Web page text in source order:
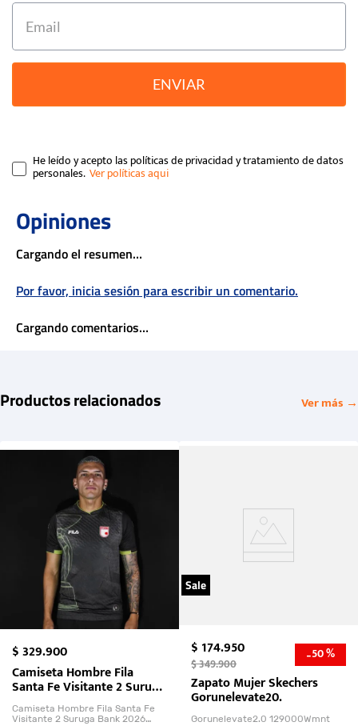
ENVIAR
He leído y acepto las políticas de privacidad y tratamiento de datos
personales.
Cargando el resumen…
Por favor, inicia sesión para escribir un comentario.
Cargando comentarios…
Productos relacionados Ver más →
$329.900
Camiseta Hombre Fila
Santa Fe Visitante 2 Suruga
Bank 2026
Camiseta Hombre Fila Santa Fe
Visitante 2 Suruga Bank 2026
Sale
$174.950
$349.900 -50 %
Zapato Mujer Skechers
Gorunelevate20.
Gorunelevate2.0 129000Wmnt